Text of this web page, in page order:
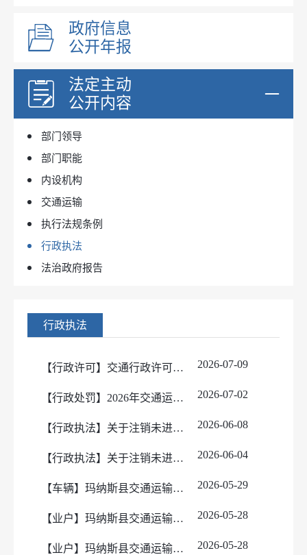
政府信息
公开年报
法定主动
公开内容
部门领导
部门职能
内设机构
交通运输
执行法规条例
行政执法
法治政府报告
行政执法
【行政许可】交通行政许可事项公示 2026-07-09
​【行政处罚】2026年交通运输局执法案件公示台账 2026-07-02
【行政执法】关于注销未进行年度审验超过六个月车辆《道路运输证》的公告 2026-06-08
【行政执法】关于注销未进行年度审验超过六个月车辆《道路运输证》的公告 2026-06-04
【车辆】玛纳斯县交通运输局道路运输证新增清单（5月） 2026-05-29
【业户】玛纳斯县交通运输开业清单（5月） 2026-05-28
【业户】玛纳斯县交通运输局经营许可证注销清单（5月） 2026-05-28